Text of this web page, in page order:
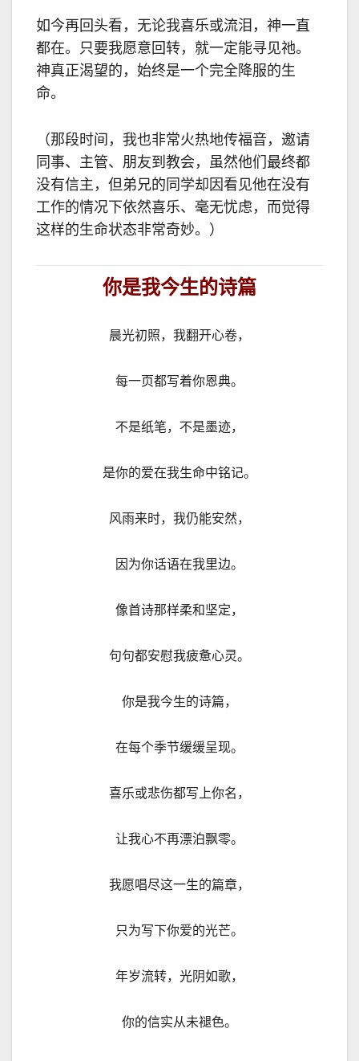
如今再回头看，无论我喜乐或流泪，神一直
都在。只要我愿意回转，就一定能寻见祂。
神真正渴望的，始终是一个完全降服的生
命。
（那段时间，我也非常火热地传福音，邀请
同事、主管、朋友到教会，虽然他们最终都
没有信主，但弟兄的同学却因看见他在没有
工作的情况下依然喜乐、毫无忧虑，而觉得
这样的生命状态非常奇妙。）
你是我今生的诗篇
晨光初照，我翻开心卷，
每一页都写着你恩典。
不是纸笔，不是墨迹，
是你的爱在我生命中铭记。
风雨来时，我仍能安然，
因为你话语在我里边。
像首诗那样柔和坚定，
句句都安慰我疲惫心灵。
你是我今生的诗篇，
在每个季节缓缓呈现。
喜乐或悲伤都写上你名，
让我心不再漂泊飘零。
我愿唱尽这一生的篇章，
只为写下你爱的光芒。
年岁流转，光阴如歌，
你的信实从未褪色。